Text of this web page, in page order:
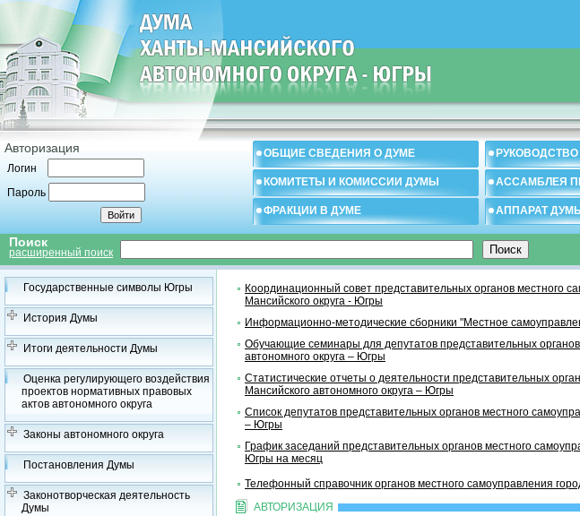
Авторизация
Логин
Пароль
ОБЩИЕ СВЕДЕНИЯ О ДУМЕ
КОМИТЕТЫ И КОМИССИИ ДУМЫ АССАМБЛЕЯ
ФРАКЦИИ В ДУМЕ АППАРАТ ДУМЫ
Поиск
расширенный поиск
Государственные символы Югры
История Думы
Итоги деятельности Думы
Оценка регулирующего воздействия
проектов нормативных правовых
актов автономного округа
Законы автономного округа
Постановления Думы
Законотворческая деятельность
Думы
Координационный совет представительных органов местного
Мансийского округа - Югры
Информационно-методические сборники "Местное
Обучающие семинары для депутатов представительных
автономного округа – Югры
Статистические отчеты о деятельности представительных
Мансийского автономного округа – Югры
Список депутатов представительных органов местного
– Югры
График заседаний представительных органов местного
Югры на месяц
Телефонный справочник органов местного самоуправления
АВТОРИЗАЦИЯ